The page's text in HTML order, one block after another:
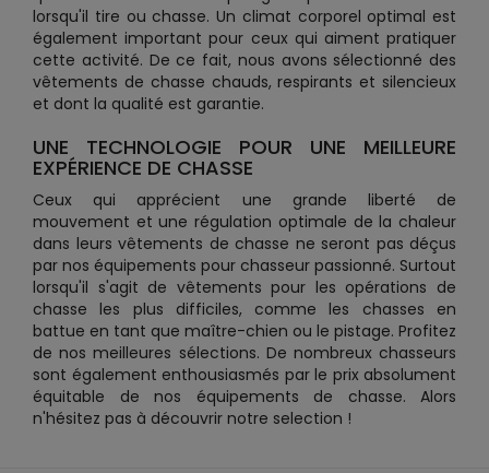
lorsqu'il tire ou chasse. Un climat corporel optimal est
également important pour ceux qui aiment pratiquer
cette activité. De ce fait, nous avons sélectionné des
vêtements de chasse chauds, respirants et silencieux
et dont la qualité est garantie.
UNE TECHNOLOGIE POUR UNE MEILLEURE
EXPÉRIENCE DE CHASSE
Ceux qui apprécient une grande liberté de
mouvement et une régulation optimale de la chaleur
dans leurs vêtements de chasse ne seront pas déçus
par nos équipements pour chasseur passionné. Surtout
lorsqu'il s'agit de vêtements pour les opérations de
chasse les plus difficiles, comme les chasses en
battue en tant que maître-chien ou le pistage. Profitez
de nos meilleures sélections. De nombreux chasseurs
sont également enthousiasmés par le prix absolument
équitable de nos équipements de chasse. Alors
n'hésitez pas à découvrir notre selection !